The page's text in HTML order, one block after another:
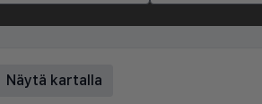
Näytä kartalla